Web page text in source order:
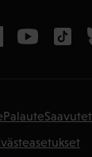
Palaute